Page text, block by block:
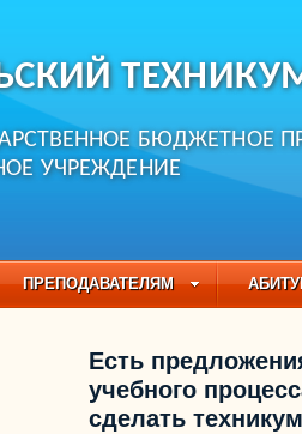
БЮДЖЕТНОЕ
УЧРЕЖДЕНИЕ
ПРЕПОДАВАТЕЛЯМ
НА 2021-2022 УЧЕБНЫЙ ГОД
Есть
учебного
сделать